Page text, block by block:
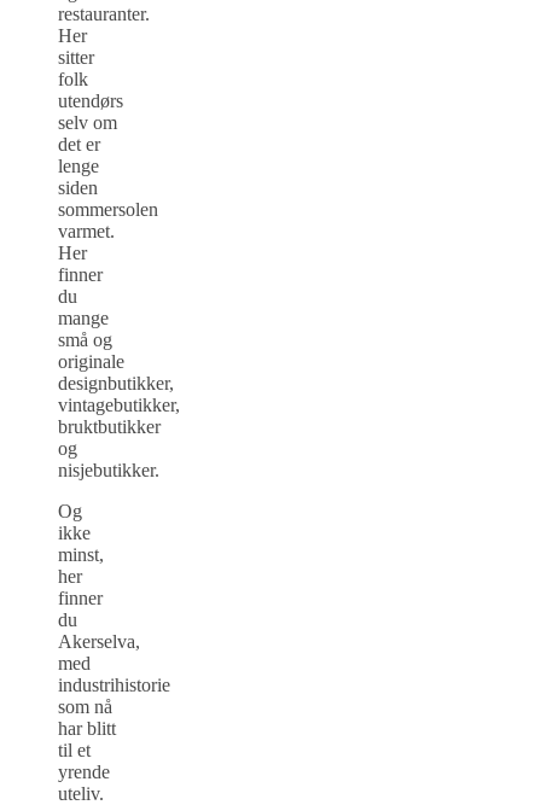
restauranter.
Her
sitter
folk
utendørs
selv om
det er
lenge
siden
sommersolen
varmet.
Her
finner
du
mange
små og
originale
designbutikker,
vintagebutikker,
bruktbutikker
og
nisjebutikker.
Og
ikke
minst,
her
finner
du
Akerselva,
med
industrihistorie
som nå
har blitt
til et
yrende
uteliv.